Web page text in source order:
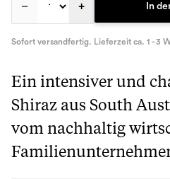
– + In
Sofort versandfertig. Lieferzeit ca. 1 - 3
Ein intensiver und
Shiraz aus South
vom nachhaltig